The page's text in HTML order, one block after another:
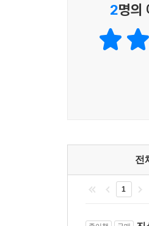
한겨레, 34년의 기
삼십사 년의 헌사,
빛과 색의 교량 위
다시 시작되는 나의
폭풍의 계절을 지
2명의
전
1